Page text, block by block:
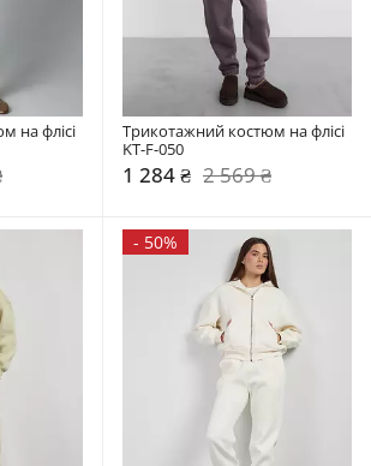
на флісі
Трикотажний костюм на флісі
KT-F-050
1 284 ₴ 2 569 ₴
- 50%